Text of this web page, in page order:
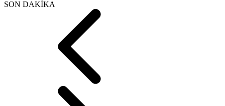
SON DAKİKA